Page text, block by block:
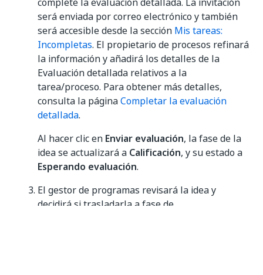
será enviada por correo electrónico y también
será accesible desde la sección Mis tareas:
Incompletas. El propietario de procesos refinará
la información y añadirá los detalles de la
Evaluación detallada relativos a la
tarea/proceso. Para obtener más detalles,
consulta la páginaCompletar la evaluación
detallada.
Al hacer clic en Enviar evaluación, la fase de la
idea se actualizará a Calificación, y su estado a
Esperando evaluación.
El gestor de programas revisará la idea y
decidirá si trasladarla a fase de